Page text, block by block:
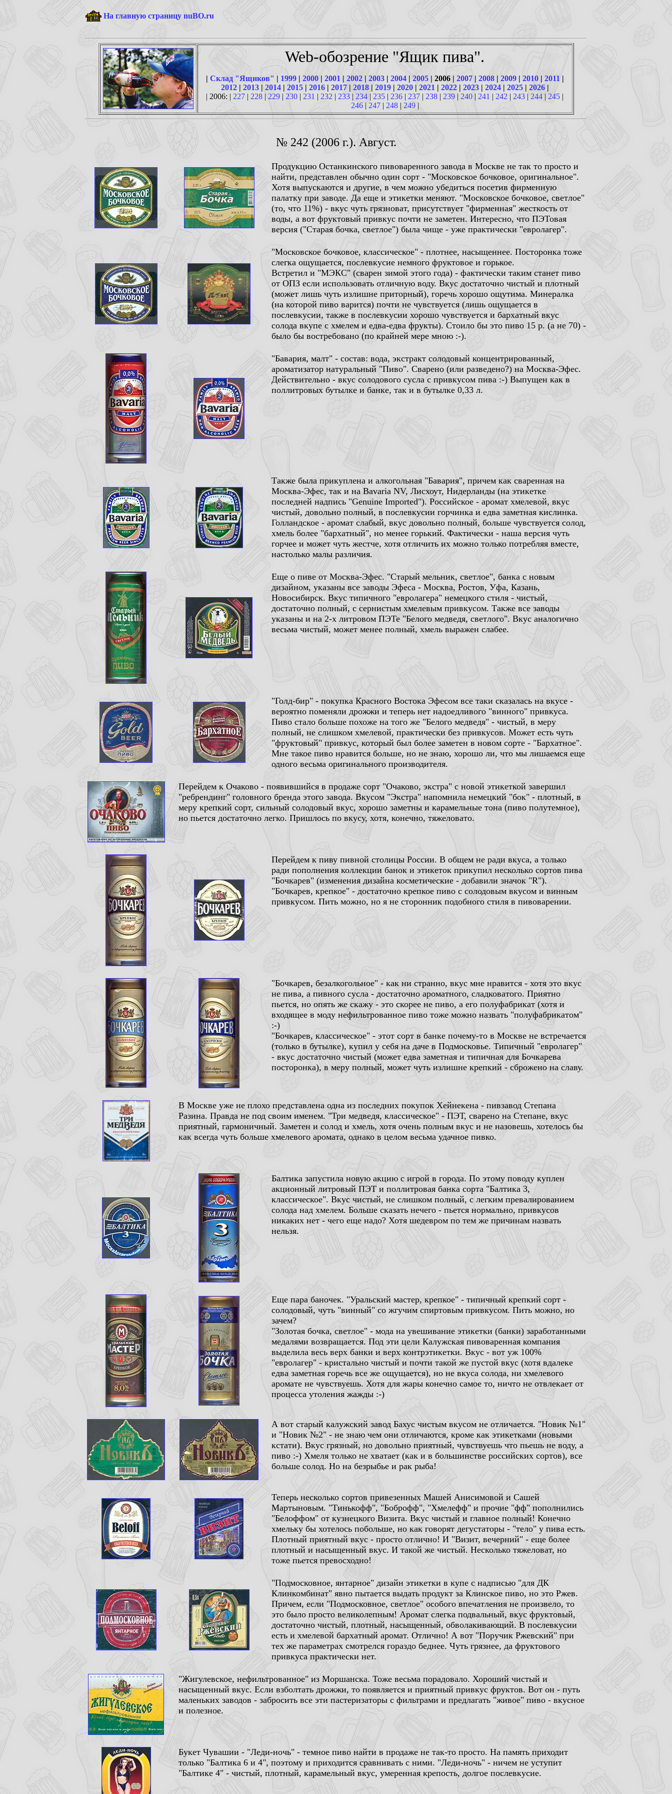
На главную страницу nuBO.ru
Web-обозрение "Ящик пива".
| Склад "Ящиков" | 1999| 2000| 2001 |2002| 2003| 2004| 2005| 2006 | 2007| 2008| 2009| 2010| 2011|
2012| 2013| 2014| 2015| 2016| 2017| 2018| 2019| 2020| 2021 | 2022| 2023| 2024| 2025| 2026|
| 2006: | 227 | 228 | 229 | 230 | 231 | 232 | 233|234 | 235 | 236 | 237 | 238 | 239 | 240 | 241 | 242 | 243 | 244 | 245 |
246| 247| 248| 249|
№ 242 (2006 г.). Август.
Продукцию Останкинского пивоваренного завода в Москве не так то просто и
найти, представлен обычно один сорт - "Московское бочковое, оригинальное".
Хотя выпускаются и другие, в чем можно убедиться посетив фирменную
палатку при заводе. Да еще и этикетки меняют. "Московское бочковое, светлое"
(то, что 11%) - вкус чуть грязноват, присутствует "фирменная" жесткость от
воды, а вот фруктовый привкус почти не заметен. Интересно, что ПЭТовая
версия ("Старая бочка, светлое") была чище - уже практически "евролагер".
"Московское бочковое, классическое" - плотнее, насыщеннее. Посторонка тоже
слегка ощущается, послевкусие немного фруктовое и горькое.
Встретил и "МЭКС" (сварен зимой этого года) - фактически таким станет пиво
от ОПЗ если использовать отличную воду. Вкус достаточно чистый и плотный
(может лишь чуть излишне приторный), горечь хорошо ощутима. Минералка
(на которой пиво варится) почти не чувствуется (лишь ощущается в
послевкусии, также в послевкусии хорошо чувствуется и бархатный вкус
солода вкупе с хмелем и едва-едва фрукты). Стоило бы это пиво 15 р. (а не 70) -
было бы востребовано (по крайней мере мною :-).
"Бавария, малт" - состав: вода, экстракт солодовый концентрированный,
ароматизатор натуральный "Пиво". Сварено (или разведено?) на Москва-Эфес.
Действительно - вкус солодового сусла с привкусом пива :-) Выпущен как в
поллитровых бутылке и банке, так и в бутылке 0,33 л.
Также была прикуплена и алкогольная "Бавария", причем как сваренная на
Москва-Эфес, так и на Bavaria NV, Лисхоут, Нидерланды (на этикетке
последней надпись "Genuine Imported"). Российское - аромат хмелевой, вкус
чистый, довольно полный, в послевкусии горчинка и едва заметная кислинка.
Голландское - аромат слабый, вкус довольно полный, больше чувствуется солод,
хмель более "бархатный", но менее горький. Фактически - наша версия чуть
горчее и может чуть жестче, хотя отличить их можно только потребляя вместе,
настолько малы различия.
Еще о пиве от Москва-Эфес. "Старый мельник, светлое", банка с новым
дизайном, указаны все заводы Эфеса - Москва, Ростов, Уфа, Казань,
Новосибирск. Вкус типичного "евролагера" немецкого стиля - чистый,
достаточно полный, с сернистым хмелевым привкусом. Также все заводы
указаны и на 2-х литровом ПЭТе "Белого медведя, светлого". Вкус аналогично
весьма чистый, может менее полный, хмель выражен слабее.
"Голд-бир" - покупка Красного Востока Эфесом все таки сказалась на вкусе -
вероятно поменяли дрожжи и теперь нет надоедливого "винного" привкуса.
Пиво стало больше похоже на того же "Белого медведя" - чистый, в меру
полный, не слишком хмелевой, практически без привкусов. Может есть чуть
"фруктовый" привкус, который был более заметен в новом сорте - "Бархатное".
Мне такое пиво нравится больше, но не знаю, хорошо ли, что мы лишаемся еще
одного весьма оригинального производителя.
Перейдем к Очаково - появившийся в продаже сорт "Очаково, экстра" с новой этикеткой завершил
"ребрендинг" головного бренда этого завода. Вкусом "Экстра" напомнила немецкий "бок" - плотный, в
меру крепкий сорт, сильный солодовый вкус, хорошо заметны и карамельные тона (пиво полутемное),
но пьется достаточно легко. Пришлось по вкусу, хотя, конечно, тяжеловато.
Перейдем к пиву пивной столицы России. В общем не ради вкуса, а только
ради пополнения коллекции банок и этикеток прикупил несколько сортов пива
"Бочкарев" (изменения дизайна косметические - добавили значок "R").
"Бочкарев, крепкое" - достаточно крепкое пиво с солодовым вкусом и винным
привкусом. Пить можно, но я не сторонник подобного стиля в пивоварении.
"Бочкарев, безалкогольное" - как ни странно, вкус мне нравится - хотя это вкус
не пива, а пивного сусла - достаточно ароматного, сладковатого. Приятно
пьется, но опять же скажу - это скорее не пиво, а его полуфабрикат (хотя и
входящее в моду нефильтрованное пиво тоже можно назвать "полуфабрикатом"
:-)
"Бочкарев, классическое" - этот сорт в банке почему-то в Москве не встречается
(только в бутылке), купил у себя на даче в Подмосковье. Типичный "евролагер"
- вкус достаточно чистый (может едва заметная и типичная для Бочкарева
посторонка), в меру полный, может чуть излишне крепкий - сброжено на славу.
В Москве уже не плохо представлена одна из последних покупок Хейнекена - пивзавод Степана
Разина. Правда не под своим именем. "Три медведя, классическое" - ПЭТ, сварено на Степане, вкус
приятный, гармоничный. Заметен и солод и хмель, хотя очень полным вкус и не назовешь, хотелось бы
как всегда чуть больше хмелевого аромата, однако в целом весьма удачное пивко.
Балтика запустила новую акцию с игрой в города. По этому поводу куплен
акционный литровый ПЭТ и поллитровая банка сорта "Балтика 3,
классическое". Вкус чистый, не слишком полный, с легким превалированием
солода над хмелем. Больше сказать нечего - пьется нормально, привкусов
никаких нет - чего еще надо? Хотя шедевром по тем же причинам назвать
нельзя.
Еще пара баночек. "Уральский мастер, крепкое" - типичный крепкий сорт -
солодовый, чуть "винный" со жгучим спиртовым привкусом. Пить можно, но
зачем?
"Золотая бочка, светлое" - мода на увешивание этикетки (банки) заработанными
медалями возвращается. Под эти цели Калужская пивоваренная компания
выделила весь верх банки и верх контрэтикетки. Вкус - вот уж 100%
"евролагер" - кристально чистый и почти такой же пустой вкус (хотя вдалеке
едва заметная горечь все же ощущается), но не вкуса солода, ни хмелевого
аромате не чувствуешь. Хотя для жары конечно самое то, ничто не отвлекает от
процесса утоления жажды :-)
А вот старый калужский завод Бахус чистым вкусом не отличается. "Новик №1"
и "Новик №2" - не знаю чем они отличаются, кроме как этикетками (новыми
кстати). Вкус грязный, но довольно приятный, чувствуешь что пьешь не воду, а
пиво :-) Хмеля только не хватает (как и в большинстве российских сортов), все
больше солод. Но на безрыбье и рак рыба!
Теперь несколько сортов привезенных Машей Анисимовой и Сашей
Мартыновым. "Тинькофф", "Боброфф", "Хмелефф" и прочие "фф" пополнились
"Белоффом" от кузнецкого Визита. Вкус чистый и главное полный! Конечно
хмельку бы хотелось побольше, но как говорят дегустаторы - "тело" у пива есть.
Плотный приятный вкус - просто отлично! И "Визит, вечерний" - еще более
плотный и насыщенный вкус. И такой же чистый. Несколько тяжеловат, но
тоже пьется превосходно!
"Подмосковное, янтарное" дизайн этикетки в купе с надписью "для ДК
Клинкомбинат" явно пытается выдать продукт за Клинское пиво, но это Ржев.
Причем, если "Подмосковное, светлое" особого впечатления не произвело, то
это было просто великолепным! Аромат слегка подвальный, вкус фруктовый,
достаточно чистый, плотный, насыщенный, обволакивающий. В послевкусии
есть и хмелевой бархатный аромат. Отлично! А вот "Поручик Ржевский" при
тех же параметрах смотрелся гораздо беднее. Чуть грязнее, да фруктового
привкуса практически нет.
"Жигулевское, нефильтрованное" из Моршанска. Тоже весьма порадовало. Хороший чистый и
насыщенный вкус. Если взболтать дрожжи, то появляется и приятный привкус фруктов. Вот он - путь
маленьких заводов - забросить все эти пастеризаторы с фильтрами и предлагать "живое" пиво - вкусное
и полезное.
Букет Чувашии - "Леди-ночь" - темное пиво найти в продаже не так-то просто. На память приходит
только "Балтика 6 и 4", поэтому и приходится сравнивать с ними. "Леди-ночь" - ничем не уступит
"Балтике 4" - чистый, плотный, карамельный вкус, умеренная крепость, долгое послевкусие.